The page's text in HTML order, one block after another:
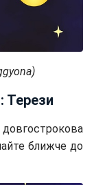
Терези
ближче до